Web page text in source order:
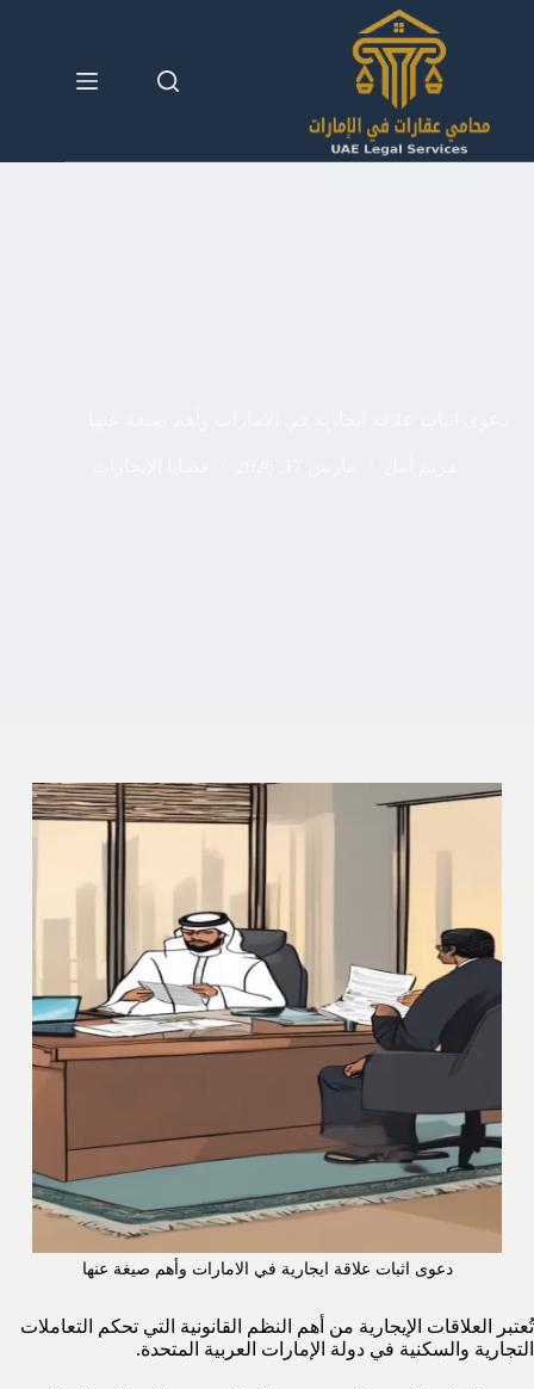
دعوى اثبات علاقة ايجارية في الامارات وأهم صيغة عنها
تُعتبر العلاقات الإيجارية من أهم النظم القانونية التي تحكم التعاملات
التجارية والسكنية في دولة الإمارات العربية المتحدة.